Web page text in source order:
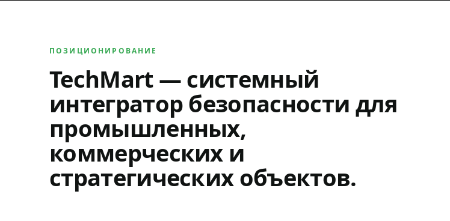
ПОЗИЦИОНИРОВАНИЕ
TechMart — системный
интегратор безопасности для
промышленных,
коммерческих и
стратегических объектов.